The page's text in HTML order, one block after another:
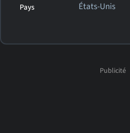
Pays États-Unis